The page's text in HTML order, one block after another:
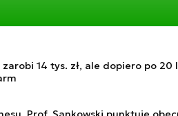
14 tys. zł, ale dopiero po 20